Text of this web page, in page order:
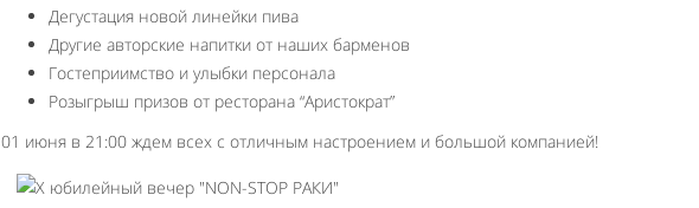
Дегустация новой линейки пива
Другие авторские напитки от наших барменов
Гостеприимство и улыбки персонала
Розыгрыш призов от ресторана “Аристократ”
01 июня в 21:00 ждем всех с отличным настроением и большой компанией!